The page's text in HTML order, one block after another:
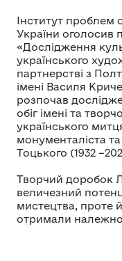
Інститут проблем
України оголосив
«Дослідження
українського
партнерстві з
імені Василя
розпочав
обіг імені та
українського
монументаліста
Тоцького (1932
Творчий доробок
величезний
мистецтва, проте
отримали